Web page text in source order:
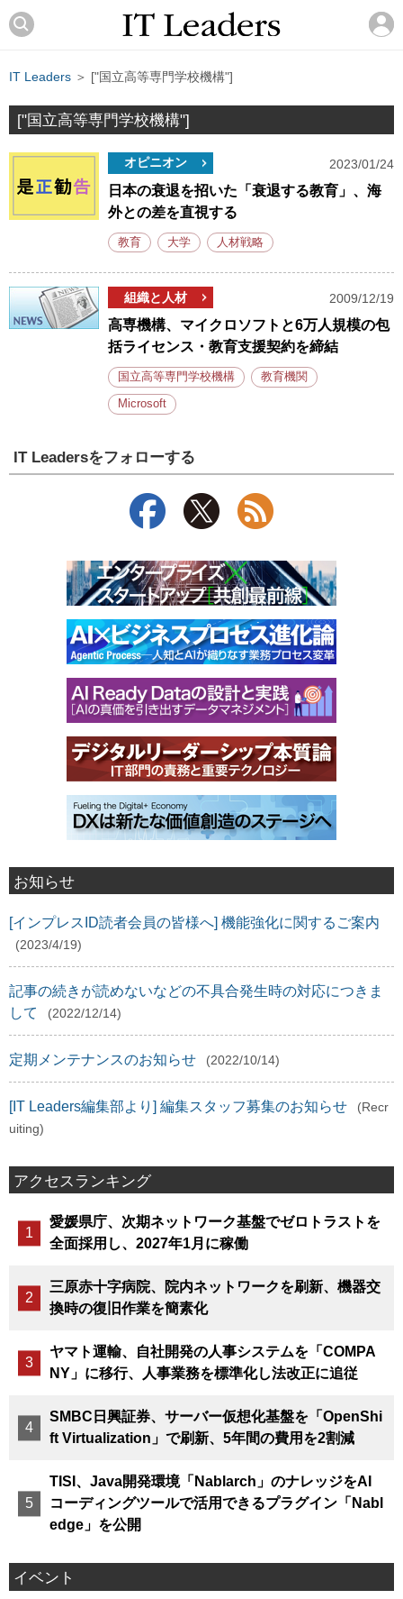
IT Leaders ＞ ["国立高等専門学校機構"]
["国立高等専門学校機構"]
オピニオン 2023/01/24
日本の衰退を招いた「衰退する教育」、海
外との差を直視する
教育 大学 人材戦略
組織と人材 2009/12/19
高専機構、マイクロソフトと6万人規模の包
括ライセンス・教育支援契約を締結
国立高等専門学校機構 教育機関
Microsoft
IT Leadersをフォローする
お知らせ
[インプレスID読者会員の皆様へ] 機能強化に関するご案内
(2023/4/19)
記事の続きが読めないなどの不具合発生時の対応につきま
して
(2022/12/14)
定期メンテナンスのお知らせ (2022/10/14)
[IT Leaders編集部より] 編集スタッフ募集のお知らせ
(Recr
uiting)
アクセスランキング
愛媛県庁、次期ネットワーク基盤でゼロトラストを
全面採用し、2027年1月に稼働
三原赤十字病院、院内ネットワークを刷新、機器交
換時の復旧作業を簡素化
ヤマト運輸、自社開発の人事システムを「COMPA
NY」に移行、人事業務を標準化し法改正に追従
SMBC日興証券、サーバー仮想化基盤を「OpenShi
ft Virtualization」で刷新、5年間の費用を2割減
TISI、Java開発環境「Nablarch」のナレッジをAI
コーディングツールで活用できるプラグイン「Nabl
edge」を公開
イベント